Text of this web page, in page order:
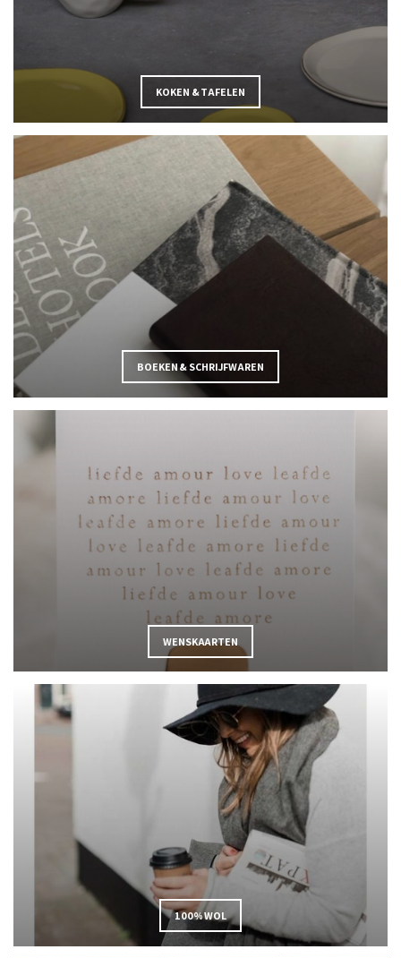
KOKEN & TAFELEN
BOEKEN & SCHRIJFWAREN
WENSKAARTEN
100% WOL